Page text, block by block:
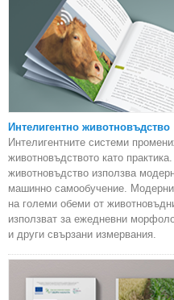
Интелигентно животновъдство
Интелигентните системи
животновъдството като
животновъдство използва
машинно самообучение.
на големи обеми от
използват за ежедневни
и други свързани измервания.